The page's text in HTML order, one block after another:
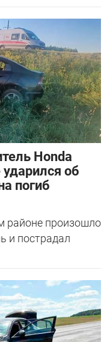
Honda
ударился об
погиб
районе произошло
и пострадал